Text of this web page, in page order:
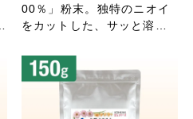
00％」粉末。独特のニオイ
をカットした、サッと溶け